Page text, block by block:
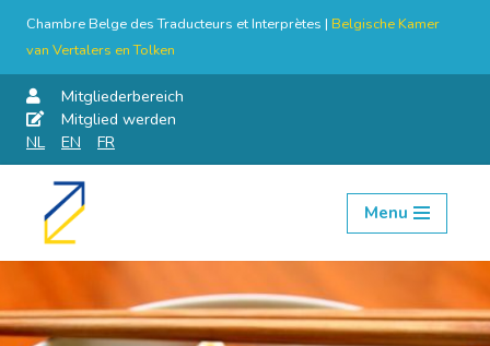
Chambre Belge des Traducteurs et Interprètes | Belgische Kamer
van Vertalers en Tolken
Mitgliederbereich
Mitglied werden
NL
EN FR
Skip
Menu